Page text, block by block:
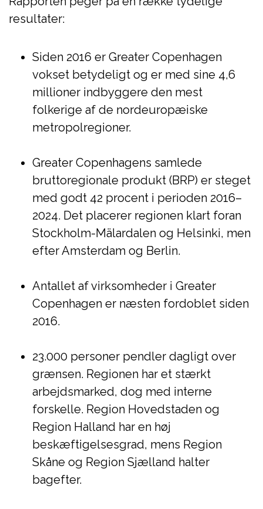
resultater:
Siden 2016 er Greater Copenhagen
vokset betydeligt og er med sine 4,6
millioner indbyggere den mest
folkerige af de nordeuropæiske
metropolregioner.
Greater Copenhagens samlede
bruttoregionale produkt (BRP) er steget
med godt 42 procent i perioden 2016–
2024. Det placerer regionen klart foran
Stockholm-Mälardalen og Helsinki, men
efter Amsterdam og Berlin.
Antallet af virksomheder i Greater
Copenhagen er næsten fordoblet siden
2016.
23.000 personer pendler dagligt over
grænsen. Regionen har et stærkt
arbejdsmarked, dog med interne
forskelle. Region Hovedstaden og
Region Halland har en høj
beskæftigelsesgrad, mens Region
Skåne og Region Sjælland halter
bagefter.